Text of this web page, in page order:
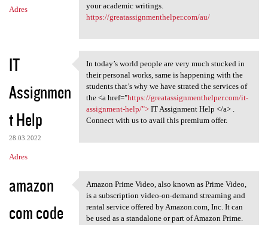
Adres
your academic writings.
https://greatassignmenthelper.com/au/
IT
Assignmen
t Help
28.03.2022
Adres
In today’s world people are
In today’s world people are very much stucked in
their personal works, same is happening with the
students that’s why we have strated the services of
the <a href="https://greatassignmenthelper.com/it-
assignment-help/">IT Assignment Help </a> .
Connect with us to avail this premium offer.
amazon
com code
Amazon Prime Video, also
Amazon Prime Video, also known as Prime Video,
is a subscription video-on-demand streaming and
rental service offered by Amazon.com, Inc. It can
be used as a standalone or part of Amazon Prime.